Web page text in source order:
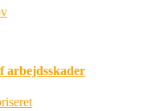
arbejdsskader